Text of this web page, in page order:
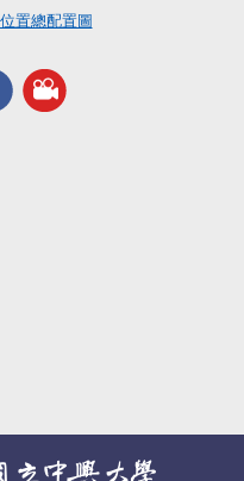
置總配置圖